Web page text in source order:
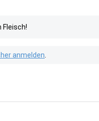
Fleisch!
anmelden